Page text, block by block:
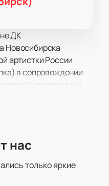
ДК
Новосибирска
артистки России
в сопровождении
с программой
России,
программа
нас
только яркие